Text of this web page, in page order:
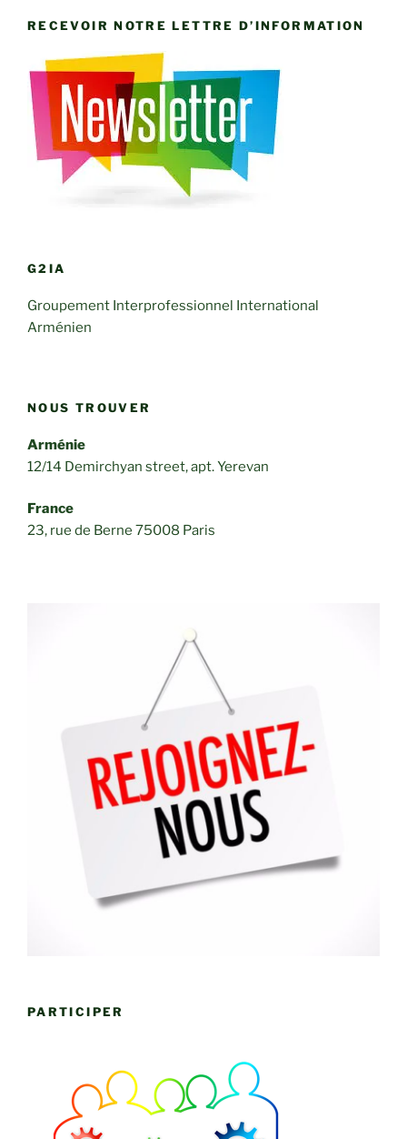
RECEVOIR NOTRE LETTRE D’INFORMATION
G2IA
Groupement Interprofessionnel International
Arménien
NOUS TROUVER
Arménie
12/14 Demirchyan street, apt. Yerevan
France
23, rue de Berne 75008 Paris
PARTICIPER